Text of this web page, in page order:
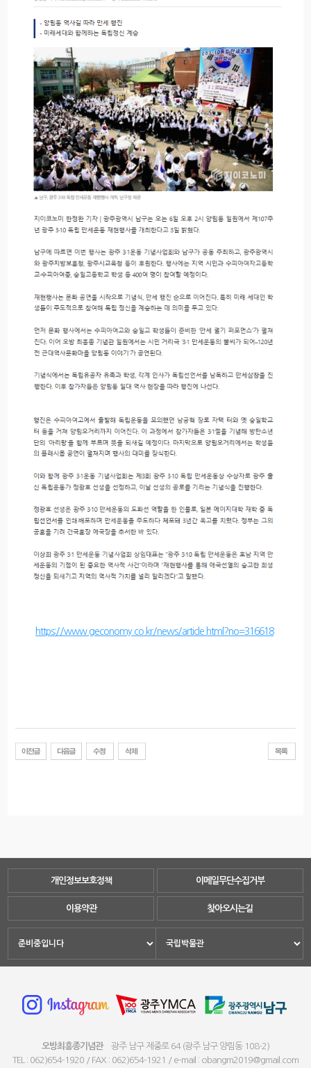
https://www.geconomy.co.kr/news/article.html?no=316618
개인정보보호정책 이메일무단수집거부
이용약관 찾아오시는길
오방최흥종기념관광주 남구 제중로 64 (광주 남구 양림동 108-2)
TEL : 062)654-1920 / FAX : 062)654-1921 / e-mail : obangm2019@gmail.com